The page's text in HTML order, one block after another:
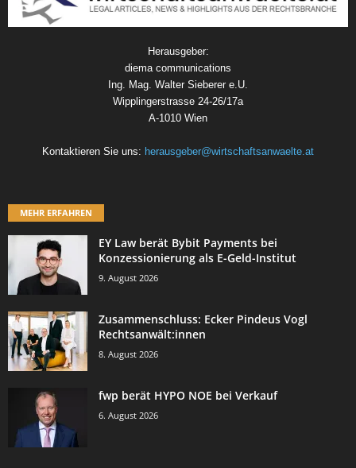
Herausgeber:
diema communications
Ing. Mag. Walter Sieberer e.U.
Wipplingerstrasse 24-26/17a
A-1010 Wien
Kontaktieren Sie uns: herausgeber@wirtschaftsanwaelte.at
MEHR ERFAHREN
EY Law berät Bybit Payments bei
Konzessionierung als E-Geld-Institut
9. August 2026
Zusammenschluss: Ecker Pindeus Vogl
Rechtsanwält:innen
8. August 2026
fwp berät HYPO NOE bei Verkauf
6. August 2026